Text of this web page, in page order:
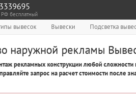
бесплатный
вывесок Вывески Подсветка
наружной рекламы
рекламных конструкции любой
запрос на расчет стоимости после